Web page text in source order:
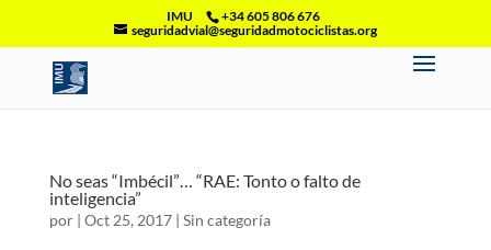
IMU
+34 605 806 676
seguridadvial@seguridadmotociclistas.org
No seas “Imbécil”… “RAE: Tonto o falto de
inteligencia”
por | Oct 25, 2017| Sin categoría